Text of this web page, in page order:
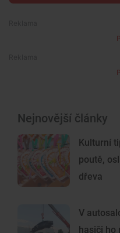
Nejnovější články
Kulturní
poutě,
dřeva
V
hasiči ho